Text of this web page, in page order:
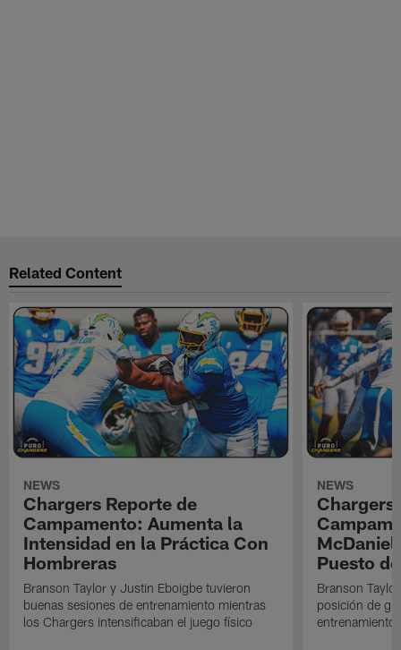
Related Content
NEWS
Chargers Reporte de
Campamento: Aumenta la
Intensidad en la Práctica Con
Hombreras
Branson Taylor y Justin Eboigbe tuvieron
buenas sesiones de entrenamiento mientras
los Chargers intensificaban el juego físico
NEWS
Chargers
Puesto
Branson
posición de
entrenamiento